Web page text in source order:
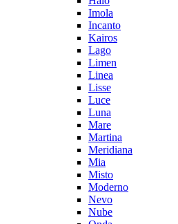
Imola
Incanto
Kairos
Lago
Limen
Linea
Lisse
Luce
Luna
Mare
Martina
Meridiana
Mia
Misto
Moderno
Nevo
Nube